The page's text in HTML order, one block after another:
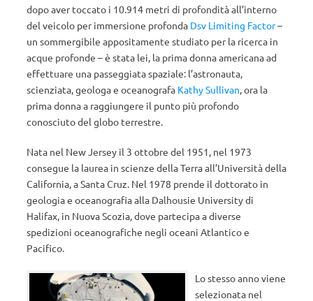
dopo aver toccato i 10.914 metri di profondità all’interno
del veicolo per immersione profonda Dsv Limiting Factor–
un sommergibile appositamente studiato per la ricerca in
acque profonde – è stata lei, la prima donna americana ad
effettuare una passeggiata spaziale: l’astronauta,
scienziata, geologa e oceanografa Kathy Sullivan, ora la
prima donna a raggiungere il punto più profondo
conosciuto del globo terrestre.
Nata nel New Jersey il 3 ottobre del 1951, nel 1973
consegue la laurea in scienze della Terra all’Università della
California, a Santa Cruz. Nel 1978 prende il dottorato in
geologia e oceanografia alla Dalhousie University di
Halifax, in Nuova Scozia, dove partecipa a diverse
spedizioni oceanografiche negli oceani Atlantico e
Pacifico.
Lo stesso anno viene
selezionata nel